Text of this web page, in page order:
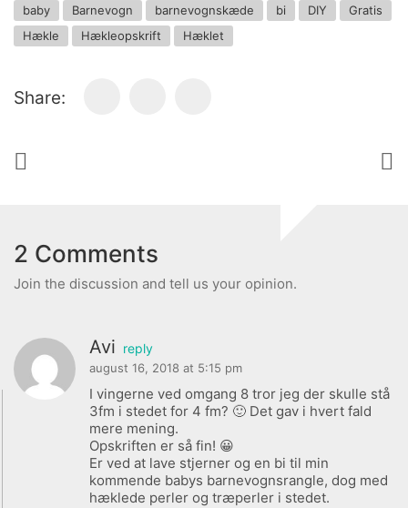
baby Barnevogn barnevognskæde bi DIY
Gratis
Hækle
Hækleopskrift Hæklet
Share:
2 Comments
Join the discussion and tell us your opinion.
Avi reply
august 16, 2018 at 5:15 pm
I vingerne ved omgang 8 tror jeg der skulle stå
3fm i stedet for 4 fm? 🙂 Det gav i hvert fald
mere mening.
Opskriften er så fin! 😀
Er ved at lave stjerner og en bi til min
kommende babys barnevognsrangle, dog med
hæklede perler og træperler i stedet.